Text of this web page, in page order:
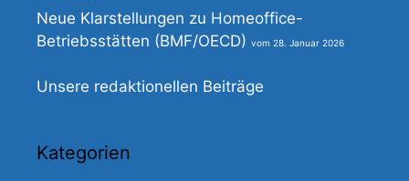
Neue Klarstellungen zu Homeoffice-
Betriebsstätten (BMF/OECD)
28. Januar 2026
Unsere redaktionellen Beiträge
Kategorien